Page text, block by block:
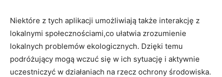
Niektóre z tych aplikacji umożliwiają ⁣także interakcję ⁢z
lokalnymi społecznościami,co ułatwia zrozumienie
lokalnych problemów ekologicznych. Dzięki temu
podróżujący mogą ‌wczuć się w ich sytuację i aktywnie
uczestniczyć w działaniach na‌ rzecz ochrony środowiska.